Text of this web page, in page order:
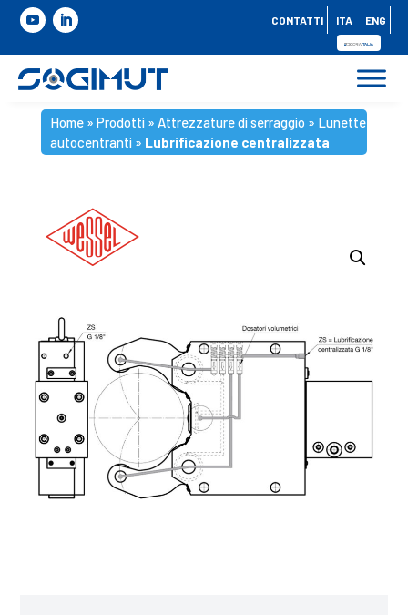
CONTATTI ITA ENG
Home» Prodotti» Attrezzature di serraggio » Lunette
autocentranti» Lubrificazione centralizzata